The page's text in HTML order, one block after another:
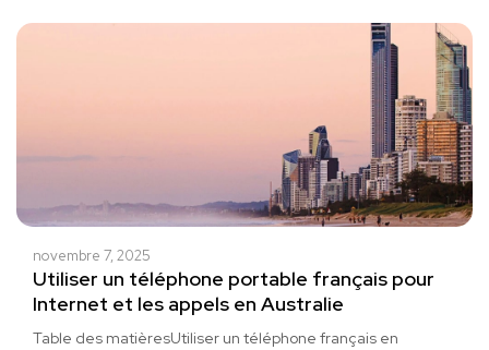
novembre 7, 2025
Utiliser un téléphone portable français pour
Internet et les appels en Australie
Table des matièresUtiliser un téléphone français en